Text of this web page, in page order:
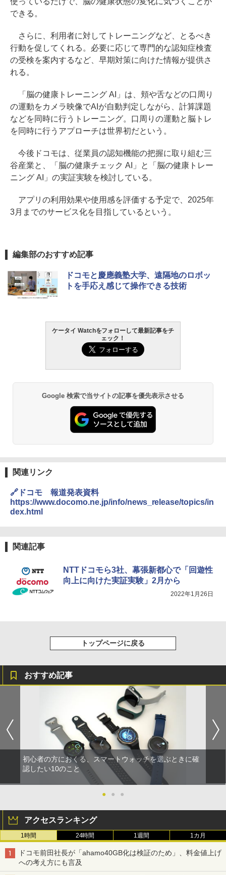
できる。
さらに、利用者に対してトレーニングなど、とるべき
行動を促してくれる。必要に応じて専門的な認知症検査
の受検を案内するなど、早期対策に向けた情報が提供さ
れる。
「脳の健康トレーニング AI」は、頬や舌などの口周り
の運動をカメラ映像でAIが自動判定しながら、計算課題
などを同時に行うトレーニング。口周りの運動と脳トレ
を同時に行うアプローチは世界初だという。
今後ドコモは、従業員の認知機能の把握に取り組む三
谷産業と、「脳の健康チェック AI」と「脳の健康トレー
ニング AI」の実証実験を検討している。
アプリの利用効果や使用感を評価する予定で、2025年
3月までのサービス化を目指しているという。
編集部のおすすめ記事
ドコモと慶應義塾大学、遠隔地のロボッ
トを手応え感じて操作できる技術
ケータイ Watchをフォローして最新記事をチ
ェック！
Google 検索で当サイトの記事を優先表示させる
関連リンク
🔗ドコモ 報道発表資料
https://www.docomo.ne.jp/info/news_release/topics/in
dex.html
関連記事
NTTドコモら3社、幕張新都心で「回遊性
向上に向けた実証実験」2月から
2022年1月26日
トップページに戻る
おすすめ記事
初心者の方におくる、スマートウォッチを選ぶときに確
認したい10のこと
● ● ●
アクセスランキング
1時間 24時間 1週間 1カ月
ドコモ前田社長が「ahamo40GB化は検証のため」、料金値上げ
への考え方にも言及